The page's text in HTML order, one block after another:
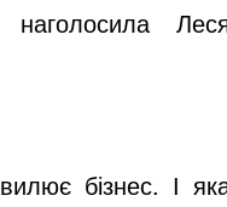
бізнес. І